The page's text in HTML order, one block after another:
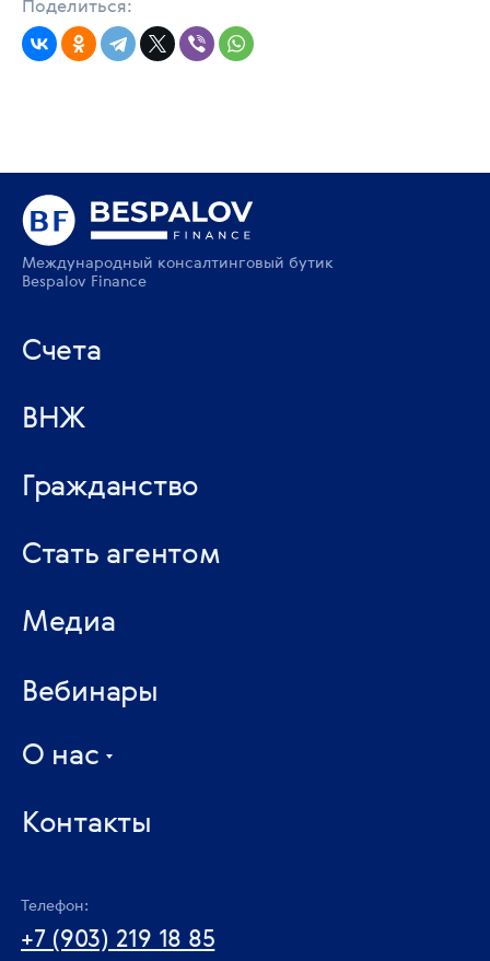
Поделиться:
Контакты
+7 (903) 219 18 85
Вебинары
Медиа
О нас
Стать агентом
Гражданство
ВНЖ
Счета
Телефон:
Международный консалтинговый бутик
Bespalov Finance